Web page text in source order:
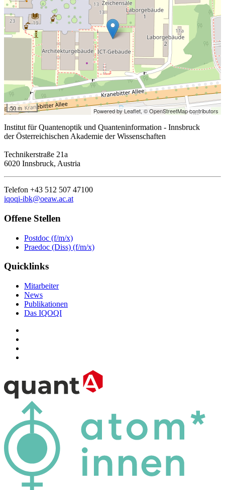
50 m Powered by Leaflet,© OpenStreetMap contributors
Institut für Quantenoptik und Quanteninformation - Innsbruck
der Österreichischen Akademie der Wissenschaften
Technikerstraße 21a
6020 Innsbruck, Austria
Telefon +43 512 507 47100
iqoqi-ibk@oeaw.ac.at
Offene Stellen
Postdoc (f/m/x)
Praedoc (Diss) (f/m/x)
Quicklinks
Mitarbeiter
News
Publikationen
Das IQOQI